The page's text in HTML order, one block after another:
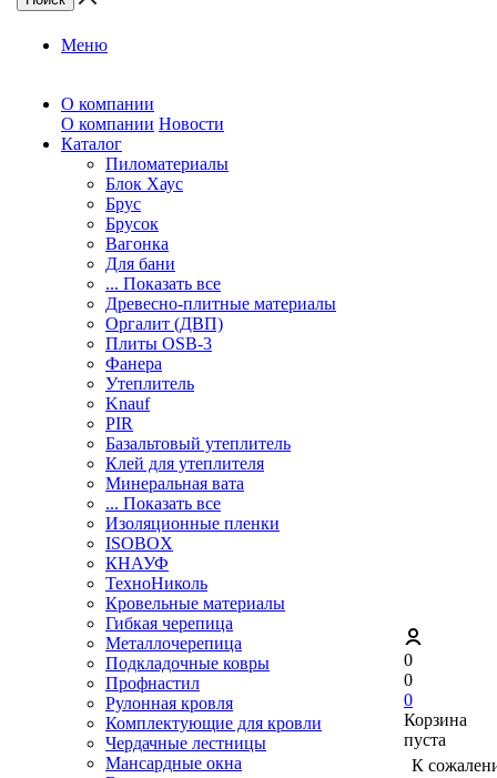
Меню
О компании
О компании Новости
Каталог
Пиломатериалы
Блок Хаус
Брус
Брусок
Вагонка
Для бани
... Показать все
Древесно-плитные материалы
Оргалит (ДВП)
Плиты OSB-3
Фанера
Утеплитель
Knauf
PIR
Базальтовый утеплитель
Клей для утеплителя
Минеральная вата
... Показать все
Изоляционные пленки
ISOBOX
КНАУФ
ТехноНиколь
Кровельные материалы
Гибкая черепица
Металлочерепица
Подкладочные ковры
Профнастил
Рулонная кровля
Комплектующие для кровли
Чердачные лестницы
Мансардные окна
0
0
0
Корзина
пуста
К